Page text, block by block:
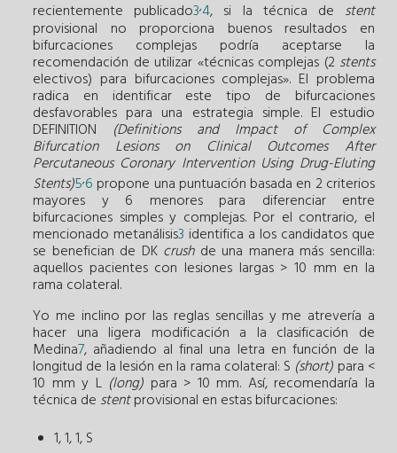
recientemente publicado3,4, si la técnica de stent
provisional no proporciona buenos resultados en
bifurcaciones complejas podría aceptarse la
recomendación de utilizar «técnicas complejas (2 stents
electivos) para bifurcaciones complejas». El problema
radica en identificar este tipo de bifurcaciones
desfavorables para una estrategia simple. El estudio
DEFINITION (Definitions and Impact of Complex
Bifurcation Lesions on Clinical Outcomes After
Percutaneous Coronary Intervention Using Drug-Eluting
Stents)5,6 propone una puntuación basada en 2 criterios
mayores y 6 menores para diferenciar entre
bifurcaciones simples y complejas. Por el contrario, el
mencionado metanálisis3 identifica a los candidatos que
se benefician de DK crushde una manera más sencilla:
aquellos pacientes con lesiones largas > 10 mm en la
rama colateral.
Yo me inclino por las reglas sencillas y me atrevería a
hacer una ligera modificación a la clasificación de
Medina7, añadiendo al final una letra en función de la
longitud de la lesión en la rama colateral: S (short) para <
10 mm y L (long) para > 10 mm. Así, recomendaría la
técnica de stentprovisional en estas bifurcaciones:
1, 1, 1, S